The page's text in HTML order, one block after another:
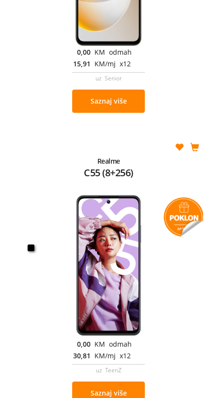
0,00 KM odmah
15,91 KM/mj x12
uz Senior
Saznaj više
Realme
C55 (8+256)
0,00 KM odmah
30,81 KM/mj x12
uz TeenZ
Saznaj više